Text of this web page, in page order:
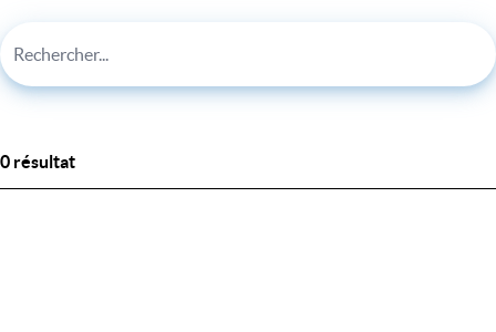
0 résultat